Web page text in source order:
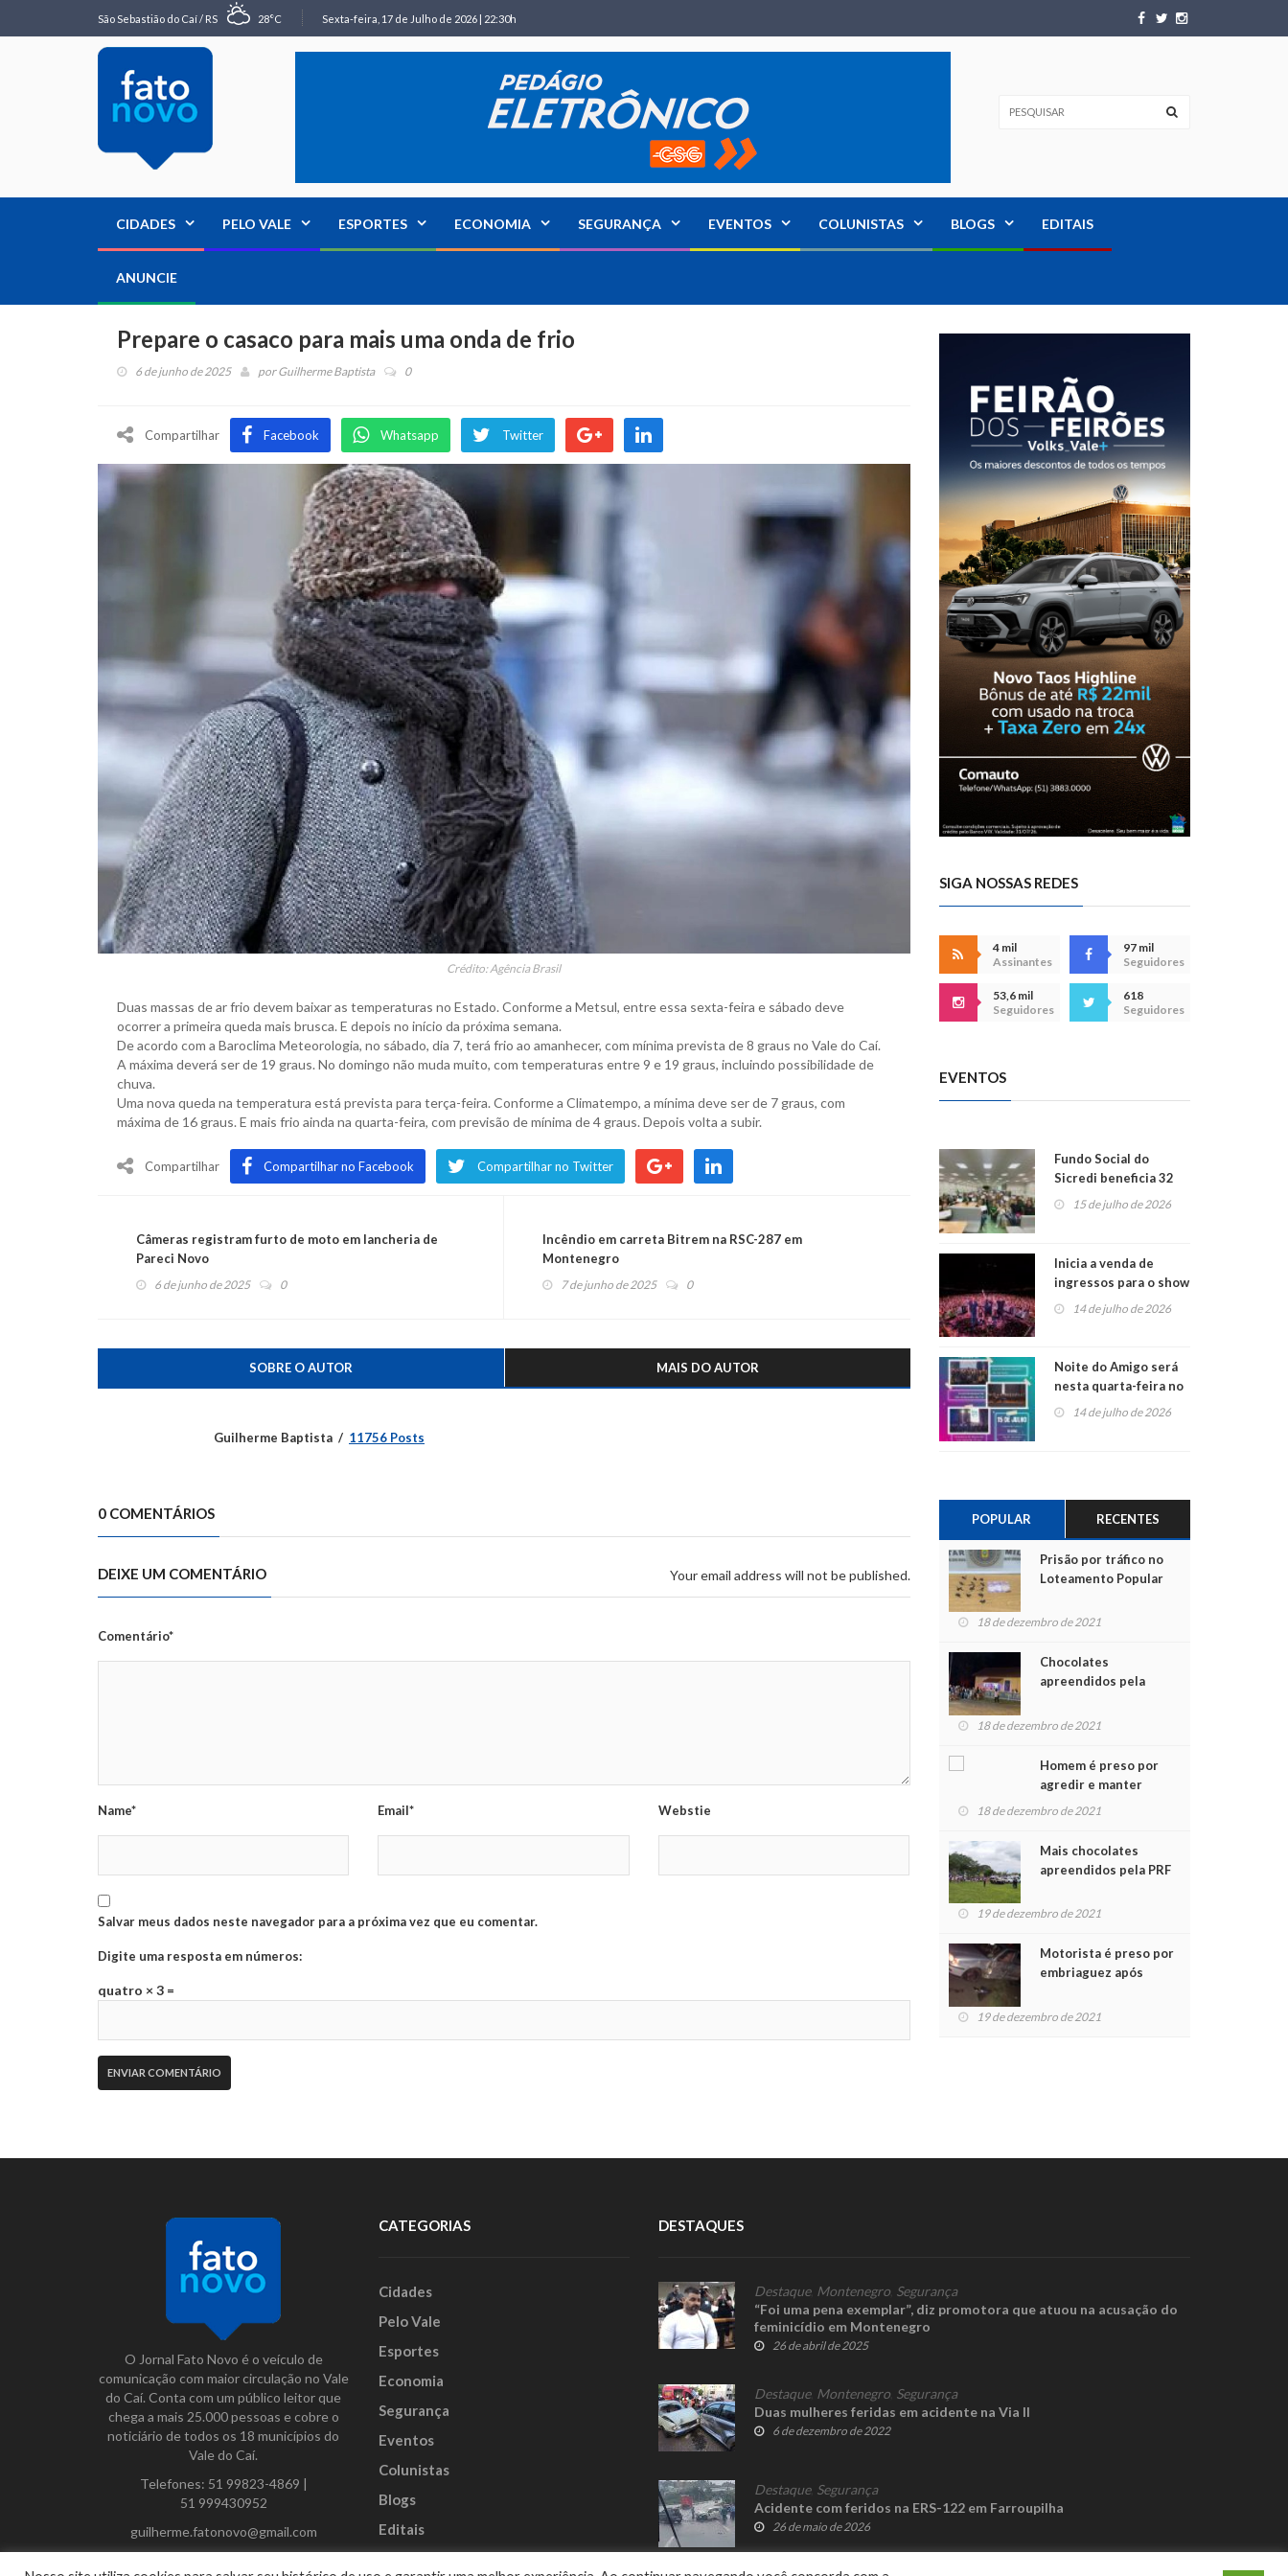
São Sebastião do Caí / RS 28°C Sexta-feira, 17 de Julho de 2026 | 22:30h
CIDADES PELO VALE ESPORTES ECONOMIA SEGURANÇA EVENTOS COLUNISTAS BLOGS EDITAIS
ANUNCIE
Prepare o casaco para mais uma onda de frio
6 de junho de 2025 porGuilherme Baptista 0
Compartilhar Facebook Whatsapp Twitter
Crédito: Agência Brasil
Duas massas de ar frio devem baixar as temperaturas no Estado. Conforme a Metsul, entre essa sexta-feira e sábado deve
ocorrer a primeira queda mais brusca. E depois no início da próxima semana.
De acordo com a Baroclima Meteorologia, no sábado, dia 7, terá frio ao amanhecer, com mínima prevista de 8 graus no Vale do Caí.
A máxima deverá ser de 19 graus. No domingo não muda muito, com temperaturas entre 9 e 19 graus, incluindo possibilidade de
chuva.
Uma nova queda na temperatura está prevista para terça-feira. Conforme a Climatempo, a mínima deve ser de 7 graus, com
máxima de 16 graus. E mais frio ainda na quarta-feira, com previsão de mínima de 4 graus. Depois volta a subir.
Compartilhar Compartilhar no Facebook Compartilhar no Twitter
Câmeras registram furto de moto em lancheria de
Pareci Novo
6 de junho de 2025 0
Incêndio em carreta Bitrem na RSC-287 em
Montenegro
7 de junho de 2025 0
SOBRE O AUTOR MAIS DO AUTOR
Guilherme Baptista 11756 Posts
0 COMENTÁRIOS
DEIXE UM COMENTÁRIO Your email address will not be published.
Comentário*
Name* Email* Webstie
Salvar meus dados neste navegador para a próxima vez que eu comentar.
Digite uma resposta em números:
quatro × 3 =
SIGA NOSSAS REDES
4 mil
Assinantes
97 mil
Seguidores
53,6 mil
Seguidores
618
Seguidores
EVENTOS
Fundo Social do
Sicredi beneficia 32
projetos em
15 de julho de 2026
Inicia a venda de
ingressos para o show
do Jota Quest nos 45
anos da Sicredi Ouro
14 de julho de 2026
Noite do Amigo será
nesta quarta-feira no
Centro de Cultura de
14 de julho de 2026
POPULAR RECENTES
Prisão por tráfico no
Loteamento Popular
18 de dezembro de 2021
Chocolates
apreendidos pela
para crianças na
18 de dezembro de 2021
Homem é preso por
agredir e manter
mulher em cárcere
18 de dezembro de 2021
Mais chocolates
apreendidos pela PRF
crianças no Natal
19 de dezembro de 2021
Motorista é preso por
embriaguez após
feridos
19 de dezembro de 2021
O Jornal Fato Novo é o veículo de
comunicação com maior circulação no Vale
do Caí. Conta com um público leitor que
chega a mais 25.000 pessoas e cobre o
noticiário de todos os 18 municípios do
Vale do Caí.
Telefones: 51 99823-4869 |
51 999430952
guilherme.fatonovo@gmail.com
CATEGORIAS
Cidades
Pelo Vale
Esportes
Economia
Segurança
Eventos
Colunistas
Blogs
Editais
DESTAQUES
Destaque, Montenegro Segurança
“Foi uma pena exemplar”, diz promotora que atuou na acusação do
feminicídio em Montenegro
26 de abril de 2025
Destaque, Montenegro Segurança
Duas mulheres feridas em acidente na Via II
6 de dezembro de 2022
Destaque, Segurança
Acidente com feridos na ERS-122 em Farroupilha
26 de maio de 2026